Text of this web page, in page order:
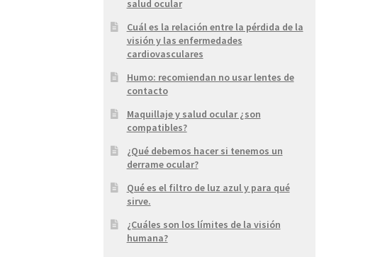
salud ocular
Cuál es la relación entre la pérdida de la
visión y las enfermedades
cardiovasculares
Humo: recomiendan no usar lentes de
contacto
Maquillaje y salud ocular ¿son
compatibles?
¿Qué debemos hacer si tenemos un
derrame ocular?
Qué es el filtro de luz azul y para qué
sirve.
¿Cuáles son los límites de la visión
humana?